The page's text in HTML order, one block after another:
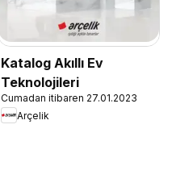
Katalog Akıllı Ev
Teknolojileri
Cumadan itibaren 27.01.2023
Arçelik